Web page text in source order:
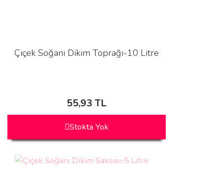
Çiçek Soğanı Dikim Toprağı-10 Litre
55,93 TL
Stokta Yok